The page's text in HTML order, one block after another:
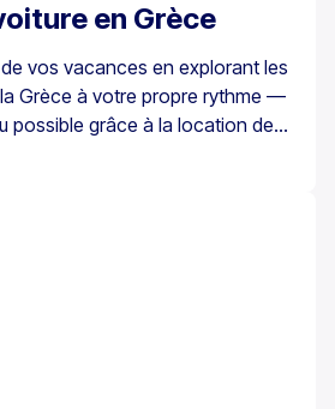
en Grèce
vos vacances en explorant les
Grèce à votre propre rythme —
possible grâce à la location de
essentiel de comprendre qu’en
n’est pas simplement